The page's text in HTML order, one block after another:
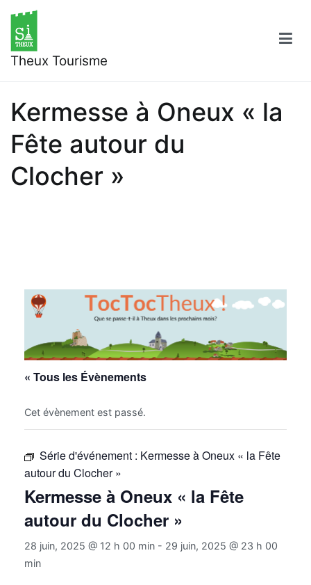
contenu
Theux Tourisme
Kermesse à Oneux « la
Fête autour du
Clocher »
« Tous les Évènements
Cet évènement est passé.
Série d'événement : Kermesse à Oneux « la Fête
autour du Clocher »
Kermesse à Oneux « la Fête
autour du Clocher »
28 juin, 2025 @ 12 h 00 min - 29 juin, 2025 @ 23 h 00
min